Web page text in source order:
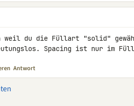
weil du die Füllart "solid"
Spacing ist nur im
Antwort